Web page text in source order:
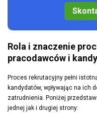
Rola i znaczenie
pracodawców i
Proces rekrutacyjny pełni
kandydatów, wpływając na ich
zatrudnienia. Poniżej
jednej jak i drugiej strony: